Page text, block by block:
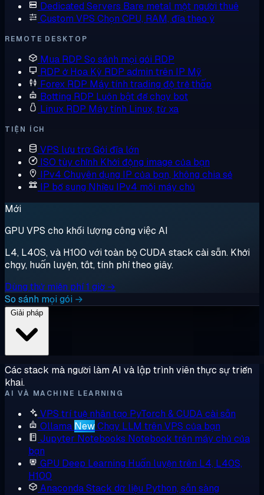
Dedicated Servers Bare metal một người thuê
Custom VPS Chọn CPU, RAM, đĩa theo ý
REMOTE DESKTOP
Mua RDP So sánh mọi gói RDP
RDP ở Hoa Kỳ RDP admin trên IP Mỹ
Forex RDP Máy tính trading độ trễ thấp
Botting RDP Luôn bật để chạy bot
Linux RDP Máy tính Linux, từ xa
TIỆN ÍCH
VPS lưu trữGói đĩa lớn
ISO tùy chỉnh Khởi động image của bạn
IPv4 Chuyên dụng IP của bạn, không chia sẻ
IP bổ sung Nhiều IPv4 mỗi máy chủ
Mới
GPU VPS cho khối lượng công việc AI
L4, L40S, và H100 với toàn bộ CUDA stack cài sẵn. Khởi
chạy, huấn luyện, tắt, tính phí theo giây.
Dùng thử miễn phí 1 giờ →
So sánh mọi gói →
Các stack mà người làm AI và lập trình viên thực sự triển
khai.
AI VÀ MACHINE LEARNING
VPS trí tuệ nhân tạo PyTorch & CUDA cài sẵn
Ollama NewChạy LLM trên VPS của bạn
Jupyter Notebooks Notebook trên máy chủ của
bạn
GPU Deep Learning Huấn luyện trên L4, L40S,
H100
AnacondaStack dữ liệu Python, sẵn sàng